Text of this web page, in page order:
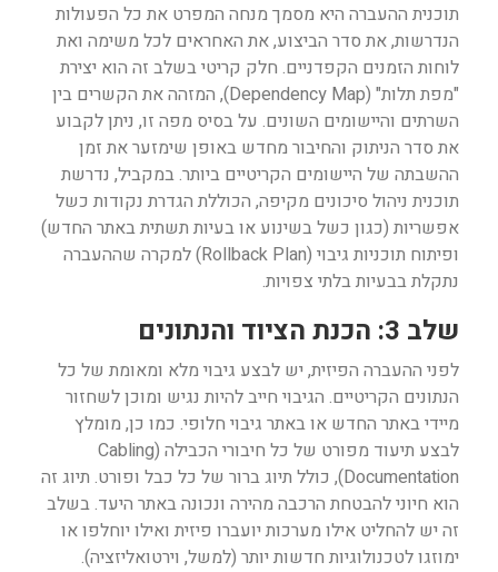
תוכנית ההעברה היא מסמך מנחה המפרט את כל הפעולות
הנדרשות, את סדר הביצוע, את האחראים לכל משימה ואת
לוחות הזמנים הקפדניים. חלק קריטי בשלב זה הוא יצירת
"מפת תלות" (Dependency Map), המזהה את הקשרים בין
השרתים והיישומים השונים. על בסיס מפה זו, ניתן לקבוע
את סדר הניתוק והחיבור מחדש באופן שימזער את זמן
ההשבתה של היישומים הקריטיים ביותר. במקביל, נדרשת
תוכנית ניהול סיכונים מקיפה, הכוללת הגדרת נקודות כשל
אפשריות (כגון כשל בשינוע או בעיות תשתית באתר החדש)
ופיתוח תוכניות גיבוי (Rollback Plan) למקרה שההעברה
נתקלת בבעיות בלתי צפויות.
שלב 3: הכנת הציוד והנתונים
לפני ההעברה הפיזית, יש לבצע גיבוי מלא ומאומת של כל
הנתונים הקריטיים. הגיבוי חייב להיות נגיש ומוכן לשחזור
מיידי באתר החדש או באתר גיבוי חלופי. כמו כן, מומלץ
לבצע תיעוד מפורט של כל חיבורי הכבילה (Cabling
Documentation), כולל תיוג ברור של כל כבל ופורט. תיוג זה
הוא חיוני להבטחת הרכבה מהירה ונכונה באתר היעד. בשלב
זה יש להחליט אילו מערכות יועברו פיזית ואילו יוחלפו או
ימוזגו לטכנולוגיות חדשות יותר (למשל, וירטואליזציה).